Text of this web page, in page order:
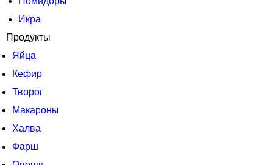
Икра
Продукты
Яйца
Кефир
Творог
Макароны
Халва
Фарш